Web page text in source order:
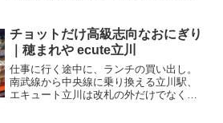
子みなみ野店関連ランキング：回転寿司 |
八王子みなみ野...
チョットだけ高級志向なおにぎり
｜穂まれや ecute立川
仕事に行く途中に、ランチの買い出し。
南武線から中央線に乗り換える立川駅、
エキュート立川は改札の外だけでなく改